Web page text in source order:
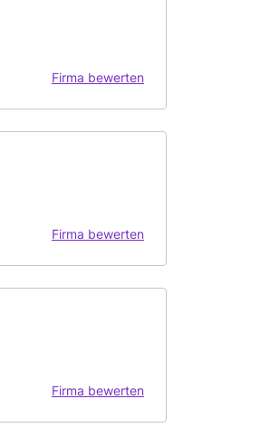
Firma bewerten
Firma bewerten
Firma bewerten